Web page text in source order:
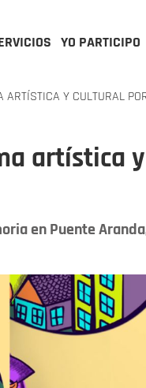
YO PARTICIPO
Y CULTURAL
artística y
en Puente